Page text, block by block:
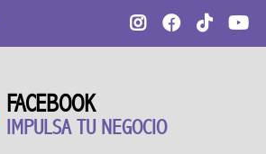
FACEBOOK
IMPULSA TU NEGOCIO